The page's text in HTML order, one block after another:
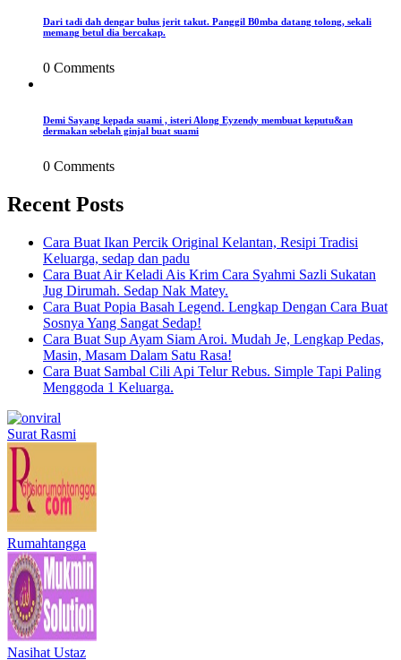
Dari tadi dah dengar bulus jerit takut. Panggil B0mba datang tolong, sekali
memang betul dia bercakap.
0 Comments
Demi Sayang kepada suami , isteri Along Eyzendy membuat keputu&an
dermakan sebelah ginjal buat suami
0 Comments
Recent Posts
Cara Buat Ikan Percik Original Kelantan, Resipi Tradisi
Keluarga, sedap dan padu
Cara Buat Air Keladi Ais Krim Cara Syahmi Sazli Sukatan
Jug Dirumah. Sedap Nak Matey.
Cara Buat Popia Basah Legend. Lengkap Dengan Cara Buat
Sosnya Yang Sangat Sedap!
Cara Buat Sup Ayam Siam Aroi. Mudah Je, Lengkap Pedas,
Masin, Masam Dalam Satu Rasa!
Cara Buat Sambal Cili Api Telur Rebus. Simple Tapi Paling
Menggoda 1 Keluarga.
Surat Rasmi
Rumahtangga
Nasihat Ustaz